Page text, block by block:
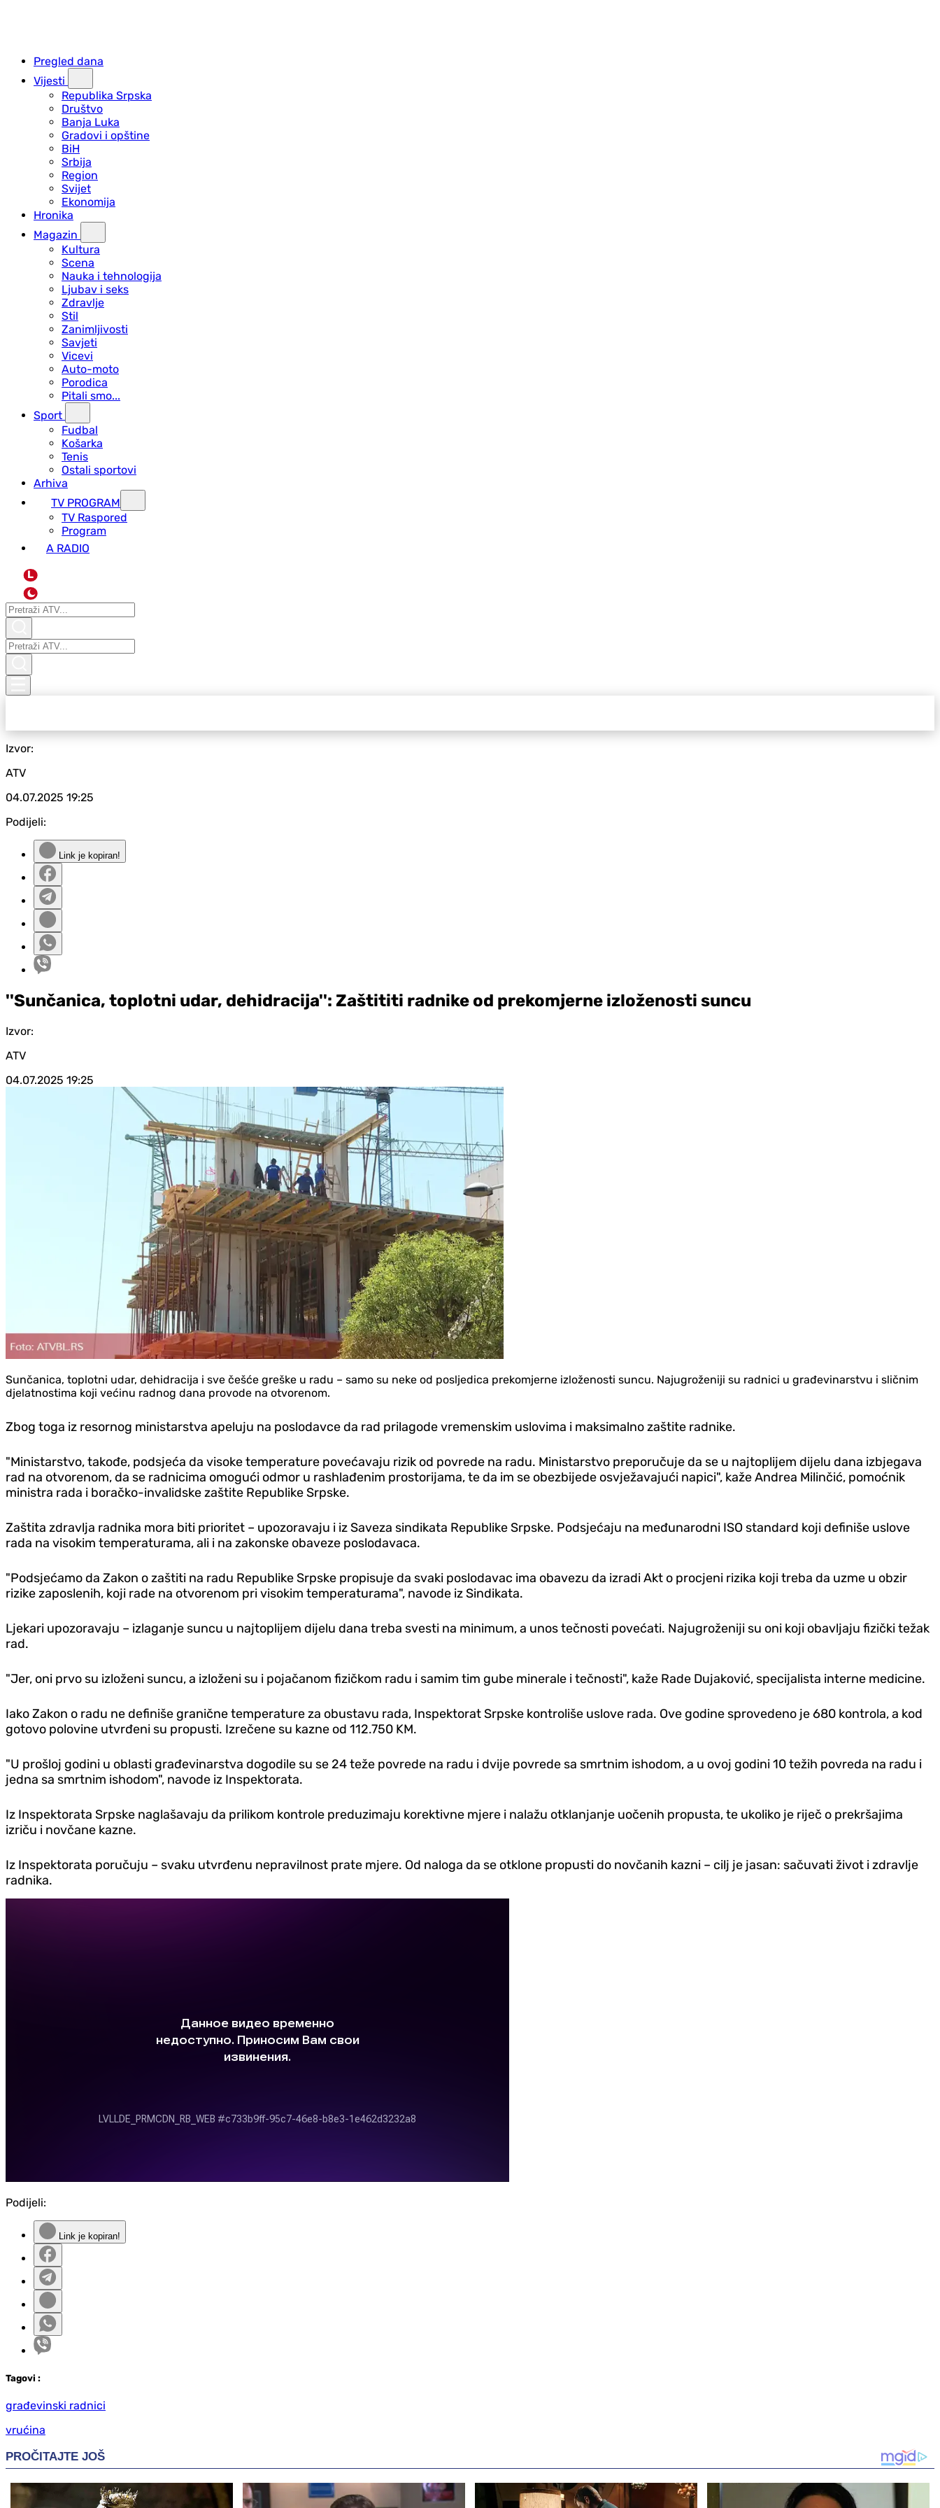
Pregled dana
Vijesti
Republika Srpska
Društvo
Banja Luka
Gradovi i opštine
BiH
Srbija
Region
Svijet
Ekonomija
Hronika
Magazin
Kultura
Scena
Nauka i tehnologija
Ljubav i seks
Zdravlje
Stil
Zanimljivosti
Savjeti
Vicevi
Auto-moto
Porodica
Pitali smo...
Sport
Fudbal
Košarka
Tenis
Ostali sportovi
Arhiva
TV PROGRAM
ТV Raspored
Program
A RADIO
L
Izvor:
ATV
04.07.2025 19:25
Podijeli:
Link je kopiran!
''Sunčanica, toplotni udar, dehidracija'': Zaštititi radnike od prekomjerne izloženosti suncu
Izvor:
ATV
04.07.2025 19:25
Sunčanica, toplotni udar, dehidracija i sve češće greške u radu – samo su neke od posljedica prekomjerne izloženosti suncu. Najugroženiji su radnici u građevinarstvu i sličnim
djelatnostima koji većinu radnog dana provode na otvorenom.
Zbog toga iz resornog ministarstva apeluju na poslodavce da rad prilagode vremenskim uslovima i maksimalno zaštite radnike.
"Ministarstvo, takođe, podsjeća da visoke temperature povećavaju rizik od povrede na radu. Ministarstvo preporučuje da se u najtoplijem dijelu dana izbjegava
rad na otvorenom, da se radnicima omogući odmor u rashlađenim prostorijama, te da im se obezbijede osvježavajući napici", kaže Andrea Milinčić, pomoćnik
ministra rada i boračko-invalidske zaštite Republike Srpske.
Zaštita zdravlja radnika mora biti prioritet – upozoravaju i iz Saveza sindikata Republike Srpske. Podsjećaju na međunarodni ISO standard koji definiše uslove
rada na visokim temperaturama, ali i na zakonske obaveze poslodavaca.
"Podsjećamo da Zakon o zaštiti na radu Republike Srpske propisuje da svaki poslodavac ima obavezu da izradi Akt o procjeni rizika koji treba da uzme u obzir
rizike zaposlenih, koji rade na otvorenom pri visokim temperaturama", navode iz Sindikata.
Ljekari upozoravaju – izlaganje suncu u najtoplijem dijelu dana treba svesti na minimum, a unos tečnosti povećati. Najugroženiji su oni koji obavljaju fizički težak
rad.
"Jer, oni prvo su izloženi suncu, a izloženi su i pojačanom fizičkom radu i samim tim gube minerale i tečnosti", kaže Rade Dujaković, specijalista interne medicine.
Iako Zakon o radu ne definiše granične temperature za obustavu rada, Inspektorat Srpske kontroliše uslove rada. Ove godine sprovedeno je 680 kontrola, a kod
gotovo polovine utvrđeni su propusti. Izrečene su kazne od 112.750 KM.
"U prošloj godini u oblasti građevinarstva dogodile su se 24 teže povrede na radu i dvije povrede sa smrtnim ishodom, a u ovoj godini 10 težih povreda na radu i
jedna sa smrtnim ishodom", navode iz Inspektorata.
Iz Inspektorata Srpske naglašavaju da prilikom kontrole preduzimaju korektivne mjere i nalažu otklanjanje uočenih propusta, te ukoliko je riječ o prekršajima
izriču i novčane kazne.
Iz Inspektorata poručuju – svaku utvrđenu nepravilnost prate mjere. Od naloga da se otklone propusti do novčanih kazni – cilj je jasan: sačuvati život i zdravlje
radnika.
Podijeli:
Link je kopiran!
Tagovi :
građevinski radnici
vrućina